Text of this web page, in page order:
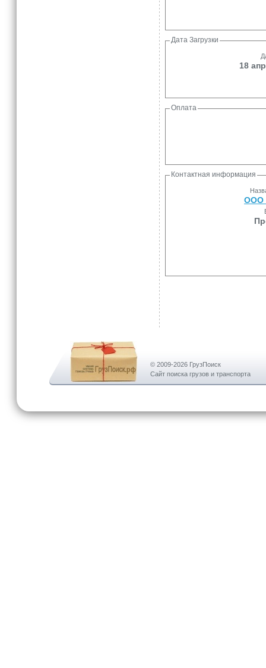
Дата Загрузки
18
Оплата
Контактная информация
ООО
© 2009-2026 ГрузПоиск
Сайт поиска грузов и транспорта